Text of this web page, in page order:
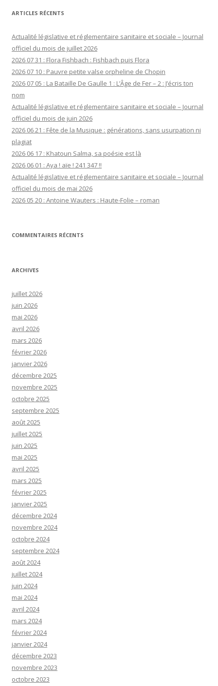
ARTICLES RÉCENTS
Actualité législative et réglementaire sanitaire et sociale – Journal
officiel du mois de juillet 2026
2026 07 31 : Flora Fishbach : Fishbach puis Flora
2026 07 10 : Pauvre petite valse orpheline de Chopin
2026 07 05 : La Bataille De Gaulle 1 : L’Âge de Fer – 2 : J’écris ton
nom
Actualité législative et réglementaire sanitaire et sociale – Journal
officiel du mois de juin 2026
2026 06 21 : Fête de la Musique : générations, sans usurpation ni
plagiat
2026 06 17 : Khatoun Salma, sa poésie est là
2026 06 01 : Aya ! aïe ! 241 347 !!
Actualité législative et réglementaire sanitaire et sociale – Journal
officiel du mois de mai 2026
2026 05 20 : Antoine Wauters : Haute-Folie – roman
COMMENTAIRES RÉCENTS
ARCHIVES
juillet 2026
juin 2026
mai 2026
avril 2026
mars 2026
février 2026
janvier 2026
décembre 2025
novembre 2025
octobre 2025
septembre 2025
août 2025
juillet 2025
juin 2025
mai 2025
avril 2025
mars 2025
février 2025
janvier 2025
décembre 2024
novembre 2024
octobre 2024
septembre 2024
août 2024
juillet 2024
juin 2024
mai 2024
avril 2024
mars 2024
février 2024
janvier 2024
décembre 2023
novembre 2023
octobre 2023